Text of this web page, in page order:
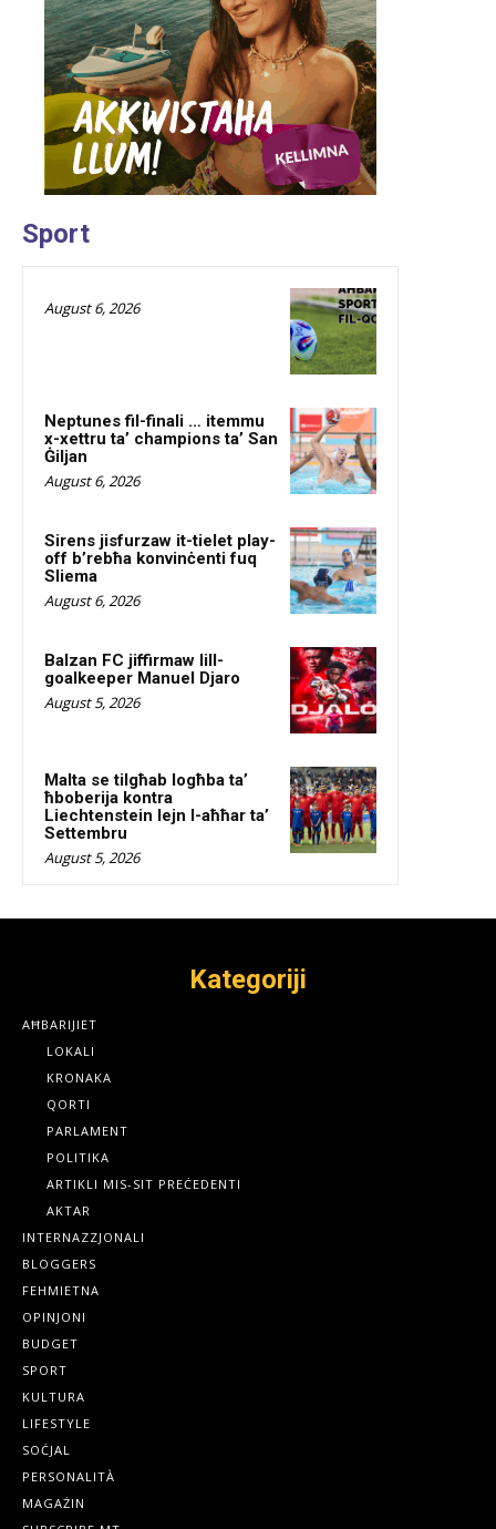
Sport
August 6, 2026
Neptunes fil-finali … itemmu
x-xettru ta’ champions ta’ San
Ġiljan
August 6, 2026
Sirens jisfurzaw it-tielet play-
off b’rebħa konvinċenti fuq
Sliema
August 6, 2026
Balzan FC jiffirmaw lill-
goalkeeper Manuel Djaro
August 5, 2026
Malta se tilgħab logħba ta’
ħboberija kontra
Liechtenstein lejn l-aħħar ta’
Settembru
August 5, 2026
Kategoriji
AĦBARIJIET
LOKALI
KRONAKA
QORTI
PARLAMENT
POLITIKA
ARTIKLI MIS-SIT PREĊEDENTI
AKTAR
INTERNAZZJONALI
BLOGGERS
FEHMIETNA
OPINJONI
BUDGET
SPORT
KULTURA
LIFESTYLE
SOĊJAL
PERSONALITÀ
MAGAŻIN